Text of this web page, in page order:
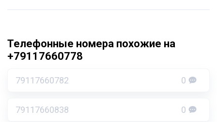
Телефонные номера похожие на
+79117660778
79117660782 0
79117660838 0